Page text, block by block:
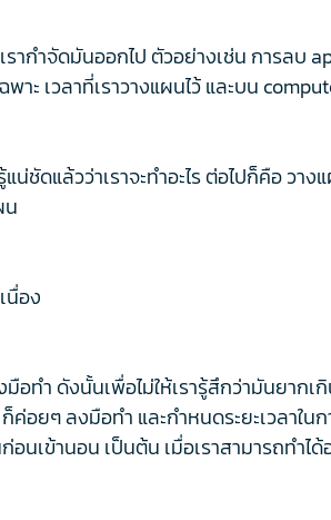
เรากำจัดมันออกไป ตัวอย่างเช่น การลบ
าะ เวลาที่เราวางแผนไว้ และบน
แน่ชัดแล้วว่าเราจะทำอะไร ต่อไปก็คือ วา
น
นื่อง
ำ ดังนั้นเพื่อไม่ให้เรารู้สึกว่ามันยากเกิน
อยๆ ลงมือทำ และกำหนดระยะเวลาใน
นเข้านอน เป็นต้น เมื่อเราสามารถทำไ